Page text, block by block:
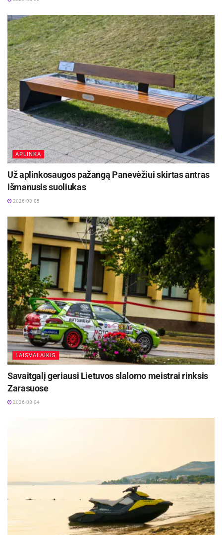
Panevėžio sporto centro informacija
APLINKA
Už aplinkosaugos pažangą Panevėžiui skirtas antras
išmanusis suoliukas
2026-08-05
LAISVALAIKIS
Savaitgalį geriausi Lietuvos slalomo meistrai rinksis
Zarasuose
2026-08-04